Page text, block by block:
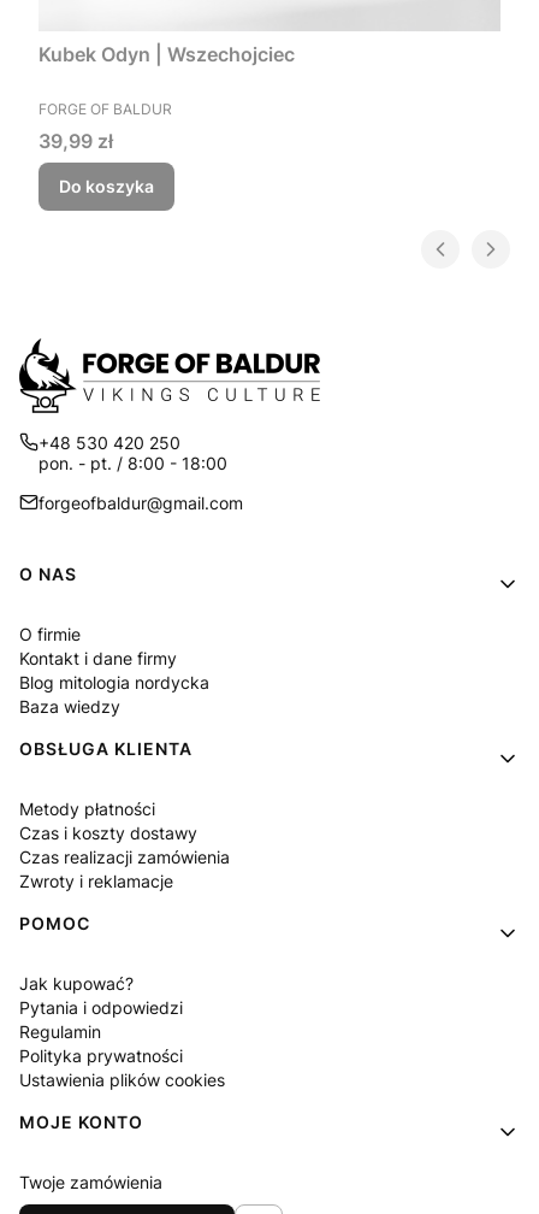
Kubek Odyn | Wszechojciec
PRODUCENT
FORGE OF BALDUR
Cena
39,99 zł
Do koszyka
+48 530 420 250
pon. - pt. / 8:00 - 18:00
forgeofbaldur@gmail.com
Linki w stopce
O NAS
O firmie
Kontakt i dane firmy
Blog mitologia nordycka
Baza wiedzy
OBSŁUGA KLIENTA
Metody płatności
Czas i koszty dostawy
Czas realizacji zamówienia
Zwroty i reklamacje
POMOC
Jak kupować?
Pytania i odpowiedzi
Regulamin
Polityka prywatności
Ustawienia plików cookies
MOJE KONTO
Twoje zamówienia
Ustawienia konta